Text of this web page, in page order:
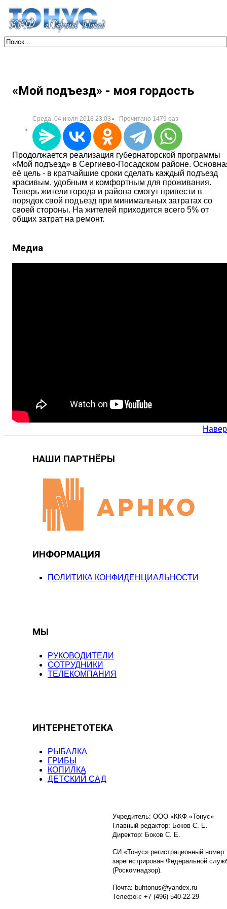
«Мой подъезд» - моя гордость
Среда, 04 июля 2018 23:03 Прочитано 1479 раз
Продолжается реализация губернаторской программы
«Мой подъезд» в Сергиево-Посадском районе.
её цель - в кратчайшие сроки сделать каждый подъезд
красивым, удобным и комфортным для проживания.
Теперь жители города и района смогут привести в
порядок свой подъезд при минимальных затратах со
своей стороны. На жителей приходится всего 5% от
общих затрат на ремонт.
Медиа
НАШИ ПАРТНЁРЫ
ИНФОРМАЦИЯ
ПОЛИТИКА КОНФИДЕНЦИАЛЬНОСТИ
МЫ
РУКОВОДИТЕЛИ
СОТРУДНИКИ
ТЕЛЕКОМПАНИЯ
ИНТЕРНЕТОТЕКА
РЫБАЛКА
ГРИБЫ
КОПИЛКА
ДЕТСКИЙ САД
Учредитель: ООО «ККФ «Тонус»
Главный редактор: Боков С. Е.
Директор: Боков С. Е.
СИ «Тонус» регистрационный
зарегистрирован Федеральной
(Роскомнадзор).
Почта: buhtonus@yandex.ru
Телефон: +7 (496) 540-22-29